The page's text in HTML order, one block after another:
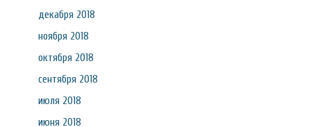
декабря 2018
ноября 2018
октября 2018
сентября 2018
июля 2018
июня 2018